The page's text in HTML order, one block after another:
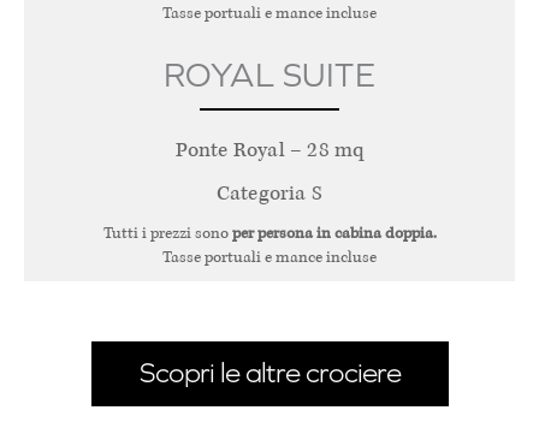
Tasse portuali e mance incluse
ROYAL SUITE
Ponte Royal – 28 mq
Categoria S
Tutti i prezzi sonoper persona in cabina doppia.
Tasse portuali e mance incluse
Scopri le altre crociere